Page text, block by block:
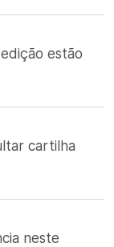
estão
cartilha
neste